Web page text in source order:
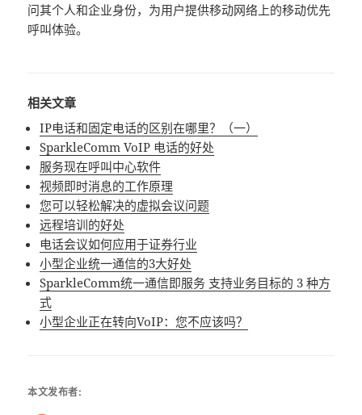
问其个人和企业身份，为用户提供移动网络上的移动优先
呼叫体验。
相关文章
IP电话和固定电话的区别在哪里？（一）
SparkleComm VoIP 电话的好处
服务现在呼叫中心软件
视频即时消息的工作原理
您可以轻松解决的虚拟会议问题
远程培训的好处
电话会议如何应用于证券行业
小型企业统一通信的3大好处
SparkleComm统一通信即服务 支持业务目标的 3 种方
式
小型企业正在转向VoIP：您不应该吗？
本文发布者: